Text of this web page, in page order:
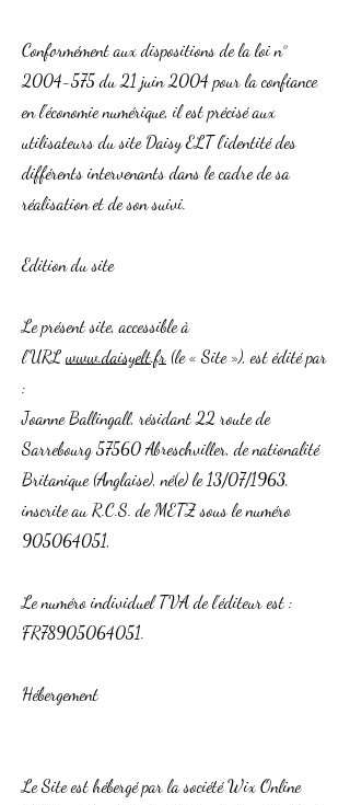
Conformément aux dispositions de la loi n°
2004-575du 21 juin 2004 pour la confiance
en l'économie numérique, il est précisé aux
utilisateurs du site Daisy ELT l'identité des
différents intervenants dans le cadre de sa
réalisation et de son suivi.
Edition du site
Le présent site, accessible à
l’URL www.daisyelt.fr (le « Site »), est édité par
:
Joanne Ballingall, résidant 22 route de
Sarrebourg 57560 Abreschviller, de nationalité
Britanique (Anglaise), né(e) le 13/07/1963,
inscrite au R.C.S. de METZ sous le numéro
905064051,
Le numéro individuel TVA de l’éditeur est :
FR78905064051.
Hébergement
Le Site est hébergé par la société Wix Online